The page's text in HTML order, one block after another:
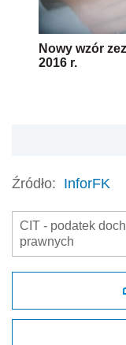
Nowy wzór
2016 r.
Źródło: InforFK
CIT - podatek
prawnych